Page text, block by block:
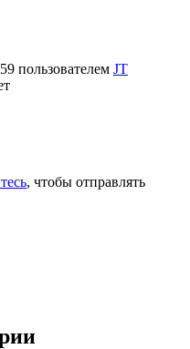
пользователем JT
, чтобы отправлять